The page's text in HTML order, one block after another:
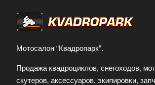
Мотосалон “Квадропарк”.
Продажа квадроциклов, снегоходов,
скутеров, аксессуаров, экипировки,